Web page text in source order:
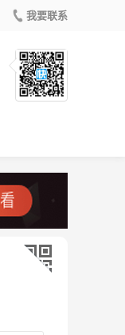
我要联系